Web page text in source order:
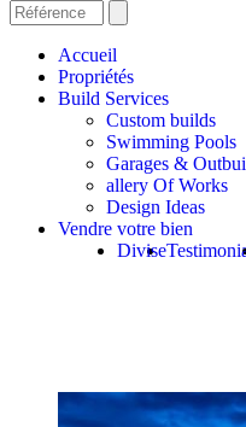
Accueil
Propriétés
Build Services
Custom builds
Swimming Pools
Garages &
allery Of Works
Design Ideas
Vendre votre bien
Divise